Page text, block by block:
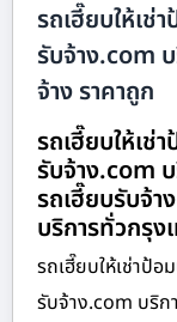
รถเฮี๊ยบให้เช่
รับจ้าง.com
จ้าง ราคาถูก
รถเฮี๊ยบให้เช่
รับจ้าง.com บ
รถเฮี๊ยบรับจ้า
บริการทั่วกรุ
รถเฮี๊ยบให้เช่าป้อ
รับจ้าง.com บริก